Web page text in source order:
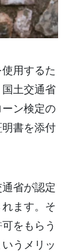
用するた
土交通省
ン検定の
書を添付
省が認定
ます。そ
をもらう
うメリッ